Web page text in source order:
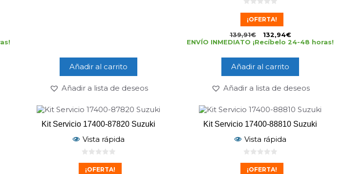
Añadir al carrito
Añadir a lista de deseos
5
¡OFERTA!
139,91€ 132,94€
ENVÍO INMEDIATO ¡Recíbelo 24-48 horas!
Añadir al carrito
Añadir a lista de deseos
Kit Servicio 17400-87820 Suzuki
Vista rápida
¡OFERTA!
Kit Servicio 17400-88810 Suzuki
Vista rápida
¡OFERTA!